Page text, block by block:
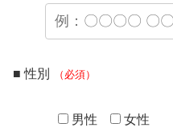
■ 性別 （必須）
男性 女性